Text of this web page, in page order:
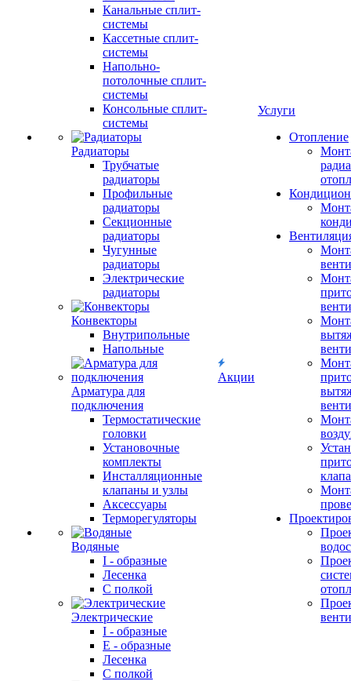
Канальные сплит-
системы
Кассетные сплит-
системы
Напольно-
потолочные сплит-
системы
Консольные сплит-
системы
Радиаторы
Трубчатые
радиаторы
Профильные
радиаторы
Секционные
радиаторы
Чугунные
радиаторы
Электрические
радиаторы
Конвекторы
Внутрипольные
Напольные
Арматура для
подключения
Термостатические
головки
Установочные
комплекты
Инсталляционные
клапаны и узлы
Аксессуары
Терморегуляторы
Водяные
I - образные
Лесенка
С полкой
Электрические
I - образные
E - образные
Лесенка
С полкой
Акции
Услуги
Отопление